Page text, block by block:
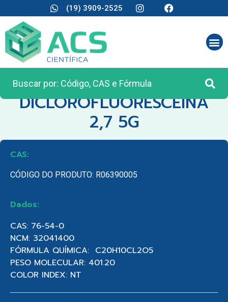
(19) 3909-2525
CATEGORIA:REAGENTES ANALÍTICOS
DICLOROFLUORESCEINA
2,7 5G
CAS:
CÓDIGO DO PRODUTO: R06390005
Dados:
CAS: 76-54-0
NCM: 32041400
FÓRMULA QUÍMICA: C20H10CL2O5
PESO MOLECULAR: 401.20
COLOR INDEX: NT